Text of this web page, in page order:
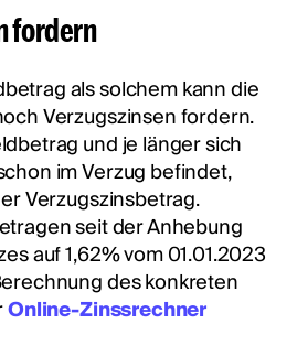
fordern
als solchem kann die
Verzugszinsen fordern.
und je länger sich
im Verzug befindet,
Verzugszinsbetrag.
seit der Anhebung
auf 1,62% vom 01.01.2023
des konkreten
Online-Zinssrechner